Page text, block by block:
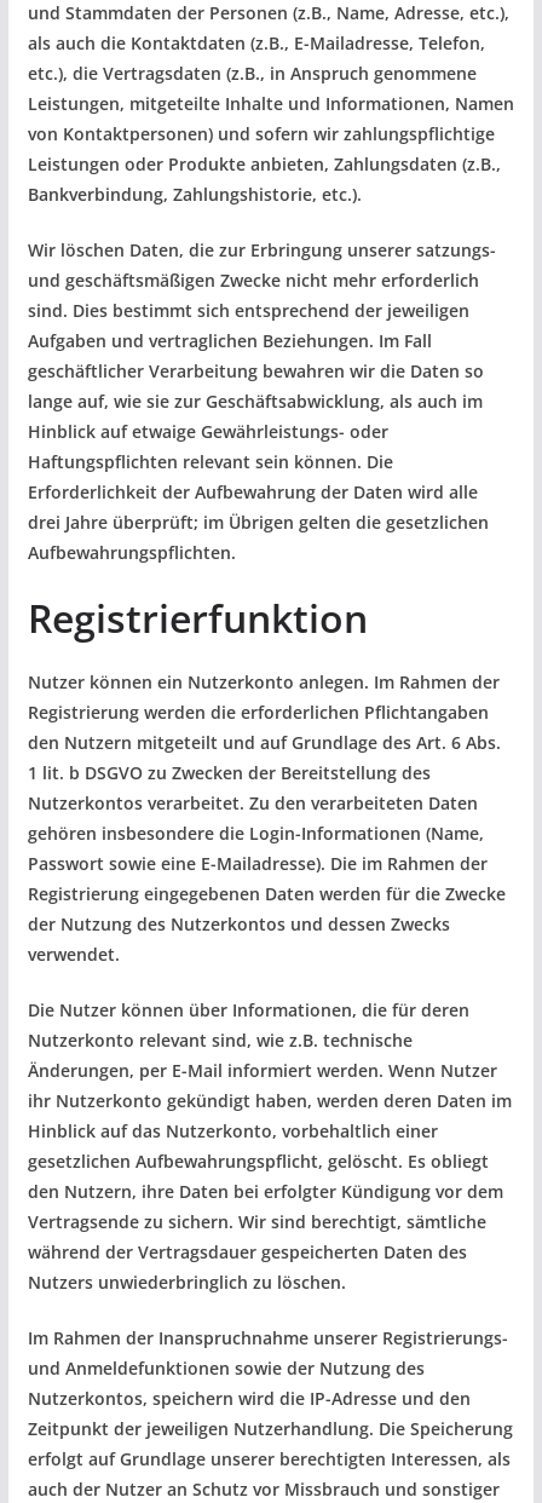
und Stammdaten der Personen (z.B., Name, Adresse, etc.),
als auch die Kontaktdaten (z.B., E-Mailadresse, Telefon,
etc.), die Vertragsdaten (z.B., in Anspruch genommene
Leistungen, mitgeteilte Inhalte und Informationen, Namen
von Kontaktpersonen) und sofern wir zahlungspflichtige
Leistungen oder Produkte anbieten, Zahlungsdaten (z.B.,
Bankverbindung, Zahlungshistorie, etc.).
Wir löschen Daten, die zur Erbringung unserer satzungs-
und geschäftsmäßigen Zwecke nicht mehr erforderlich
sind. Dies bestimmt sich entsprechend der jeweiligen
Aufgaben und vertraglichen Beziehungen. Im Fall
geschäftlicher Verarbeitung bewahren wir die Daten so
lange auf, wie sie zur Geschäftsabwicklung, als auch im
Hinblick auf etwaige Gewährleistungs- oder
Haftungspflichten relevant sein können. Die
Erforderlichkeit der Aufbewahrung der Daten wird alle
drei Jahre überprüft; im Übrigen gelten die gesetzlichen
Aufbewahrungspflichten.
Registrierfunktion
Nutzer können ein Nutzerkonto anlegen. Im Rahmen der
Registrierung werden die erforderlichen Pflichtangaben
den Nutzern mitgeteilt und auf Grundlage des Art. 6 Abs.
1 lit. b DSGVO zu Zwecken der Bereitstellung des
Nutzerkontos verarbeitet. Zu den verarbeiteten Daten
gehören insbesondere die Login-Informationen (Name,
Passwort sowie eine E-Mailadresse). Die im Rahmen der
Registrierung eingegebenen Daten werden für die Zwecke
der Nutzung des Nutzerkontos und dessen Zwecks
verwendet.
Die Nutzer können über Informationen, die für deren
Nutzerkonto relevant sind, wie z.B. technische
Änderungen, per E-Mail informiert werden. Wenn Nutzer
ihr Nutzerkonto gekündigt haben, werden deren Daten im
Hinblick auf das Nutzerkonto, vorbehaltlich einer
gesetzlichen Aufbewahrungspflicht, gelöscht. Es obliegt
den Nutzern, ihre Daten bei erfolgter Kündigung vor dem
Vertragsende zu sichern. Wir sind berechtigt, sämtliche
während der Vertragsdauer gespeicherten Daten des
Nutzers unwiederbringlich zu löschen.
Im Rahmen der Inanspruchnahme unserer Registrierungs-
und Anmeldefunktionen sowie der Nutzung des
Nutzerkontos, speichern wird die IP-Adresse und den
Zeitpunkt der jeweiligen Nutzerhandlung. Die Speicherung
erfolgt auf Grundlage unserer berechtigten Interessen, als
auch der Nutzer an Schutz vor Missbrauch und sonstiger